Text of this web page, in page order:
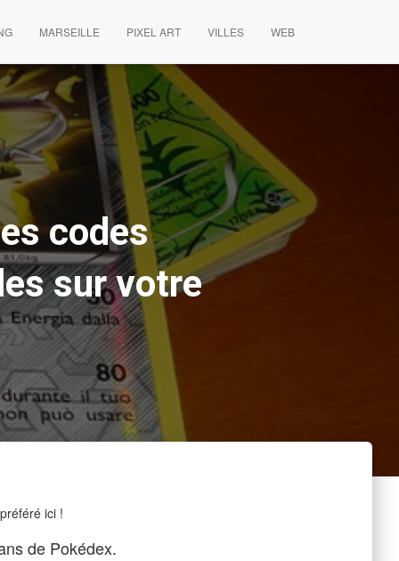
MARSEILLE PIXEL ART VILLES WEB
codes
sur votre
ici !
de Pokédex.